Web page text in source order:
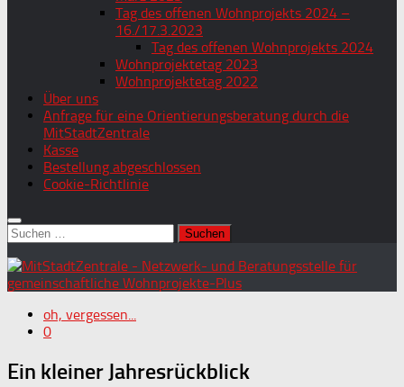
Tag des offenen Wohnprojekts 2024 –
16./17.3.2023
Tag des offenen Wohnprojekts 2024
Wohnprojektetag 2023
Wohnprojektetag 2022
Über uns
Anfrage für eine Orientierungsberatung durch die
MitStadtZentrale
Kasse
Bestellung abgeschlossen
Cookie-Richtlinie
Suchen
nach:
oh, vergessen...
0
Ein kleiner Jahresrückblick